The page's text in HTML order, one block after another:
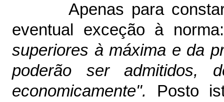
Apenas para
eventual exceção à
superiores à máxima e da
poderão ser admitidos,
economicamente". Posto